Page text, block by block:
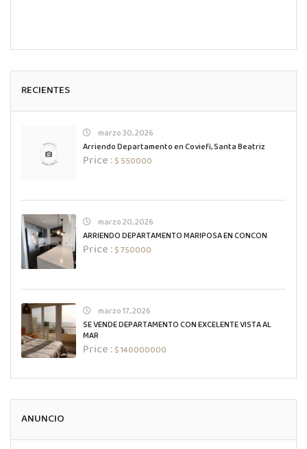
RECIENTES
marzo 30, 2026
Arriendo Departamento en Coviefi, Santa Beatriz
Price :$ 550000
marzo 20, 2026
ARRIENDO DEPARTAMENTO MARIPOSA EN CONCON
Price :$ 750000
marzo 17, 2026
SE VENDE DEPARTAMENTO CON EXCELENTE VISTA AL
MAR
Price :$ 140000000
ANUNCIO